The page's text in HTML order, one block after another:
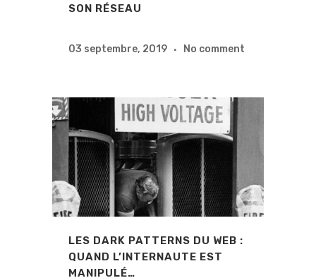
SON RÉSEAU
03 septembre, 2019 No comment
LES DARK PATTERNS DU WEB :
QUAND L’INTERNAUTE EST
MANIPULÉ…